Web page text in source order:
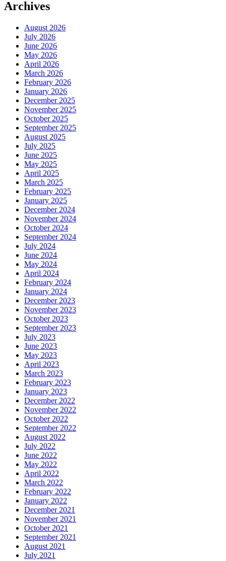
Archives
August 2026
July 2026
June 2026
May 2026
April 2026
March 2026
February 2026
January 2026
December 2025
November 2025
October 2025
September 2025
August 2025
July 2025
June 2025
May 2025
April 2025
March 2025
February 2025
January 2025
December 2024
November 2024
October 2024
September 2024
July 2024
June 2024
May 2024
April 2024
February 2024
January 2024
December 2023
November 2023
October 2023
September 2023
July 2023
June 2023
May 2023
April 2023
March 2023
February 2023
January 2023
December 2022
November 2022
October 2022
September 2022
August 2022
July 2022
June 2022
May 2022
April 2022
March 2022
February 2022
January 2022
December 2021
November 2021
October 2021
September 2021
August 2021
July 2021